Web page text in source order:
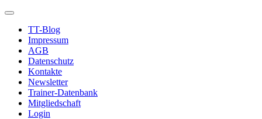
TT-Blog
Impressum
AGB
Datenschutz
Kontakte
Newsletter
Trainer-Datenbank
Mitgliedschaft
Login